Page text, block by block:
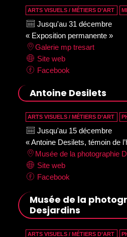
ARTS VISUELS / MÉTIERS D’ART
Jusqu'au 31 décembre
« Exposition permanente »
Galerie mp tresart
Site web
Facebook
Antoine Desilets
ARTS VISUELS / MÉTIERS D’ART
Jusqu'au 15 décembre
« Antoine Desilets, témoin de
Musée de la photographie
Site web
Facebook
Musée de la
Desjardins
ARTS VISUELS / MÉTIERS D’ART